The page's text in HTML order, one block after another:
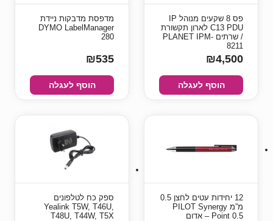
פס 8 שקעים מנוהל IP
C13 PDU לארון תקשורת
/ שרתים PLANET IPM-
8211
₪4,500
הוסף לעגלה
מדפסת מדבקות ניידת
DYMO LabelManager
280
₪535
הוסף לעגלה
12 יחידות עטים לחצן 0.5
מ”מ PILOT Synergy
Point 0.5 – אדום
ספק כח לטלפונים
Yealink T5W, T46U,
T48U, T44W, T5X